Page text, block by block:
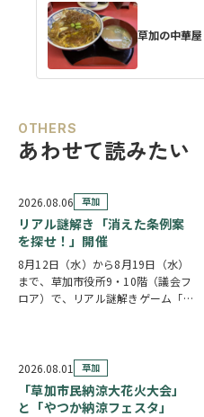
草加の中華屋
OTHERS
あわせて読みたい
2026.08.06 草加
リアル謎解き「消えた条例案
を探せ！」開催
8月12日（水）から8月19日（水）
まで、草加市役所9・10階（議会フ
ロア）で、リアル謎解きゲーム「消
謎を解きながら、行方不明となった
「ある条例…
2026.08.01 草加
「草加市民納涼大花火大会」
と「やつか納涼フェスタ」